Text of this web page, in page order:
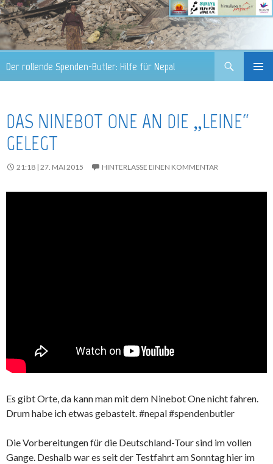
Der rollende Spenden-Butler: Hilfe für Nepal
DAS NINEBOT ONE AN DIE „LEINE“
GELEGT
21:18 | 27. MAI 2015 HINTERLASSE EINEN KOMMENTAR
Es gibt Orte, da kann man mit dem Ninebot One nicht fahren.
Drum habe ich etwas gebastelt. #nepal #spendenbutler
Die Vorbereitungen für die Deutschland-Tour sind im vollen
Gange. Deshalb war es seit der Testfahrt am Sonntag hier im